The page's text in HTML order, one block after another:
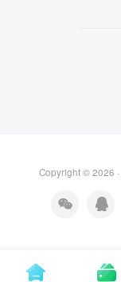
Copyright © 2026 ·